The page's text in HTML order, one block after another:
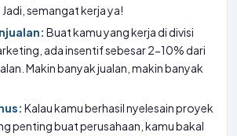
semangat kerja ya!
Buat kamu yang kerja di divisi
ada insentif sebesar 2-10% dari
Makin banyak jualan, makin banyak
Kalau kamu berhasil nyelesain proyek
penting buat perusahaan, kamu bakal